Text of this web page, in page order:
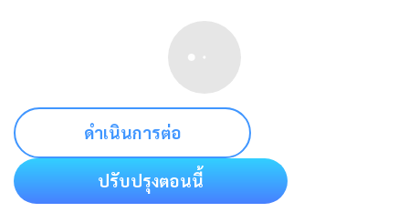
ดำเนินการต่อ
ปรับปรุงตอนนี้